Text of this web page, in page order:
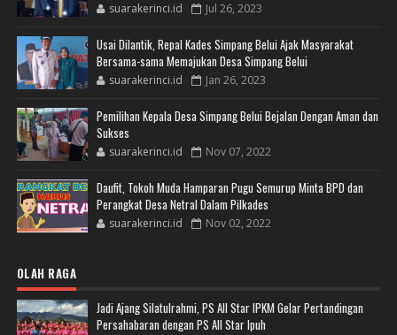
suarakerinci.id Jul 26, 2023
Usai Dilantik, Repal Kades Simpang Belui Ajak Masyarakat
Bersama-sama Memajukan Desa Simpang Belui
suarakerinci.id Jan 26, 2023
Pemilihan Kepala Desa Simpang Belui Bejalan Dengan Aman dan
Sukses
suarakerinci.id Nov 07, 2022
Daufit, Tokoh Muda Hamparan Pugu Semurup Minta BPD dan
Perangkat Desa Netral Dalam Pilkades
suarakerinci.id Nov 02, 2022
OLAH RAGA
Jadi Ajang Silatulrahmi, PS All Star IPKM Gelar Pertandingan
Persahabaran dengan PS All Star Ipuh